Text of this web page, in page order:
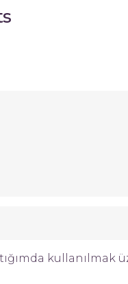
kullanılmak